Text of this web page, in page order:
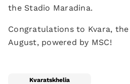
the Stadio Maradina.
Congratulations to Kvara,
August, powered by MSC!
Kvaratskhelia